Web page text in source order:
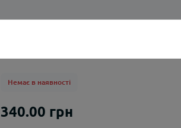
Немає в наявності
340.00 грн